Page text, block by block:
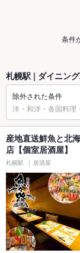
条件
札幌駅 | ダイニン
除外された条件
洋・和洋・各国料理
産地直送鮮魚と北
店【個室居酒屋】
札幌駅 居酒屋